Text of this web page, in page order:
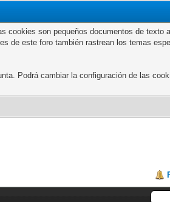
son pequeños documentos de texto
de este foro también rastrean los temas
Podrá cambiar la configuración de las